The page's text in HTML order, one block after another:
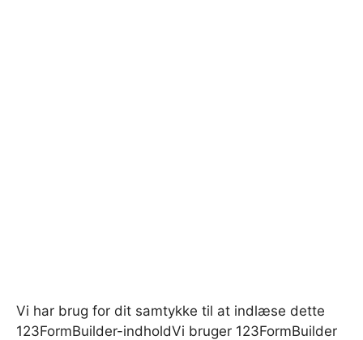
Vi har brug for dit samtykke til at indlæse dette
123FormBuilder-indholdVi bruger 123FormBuilder